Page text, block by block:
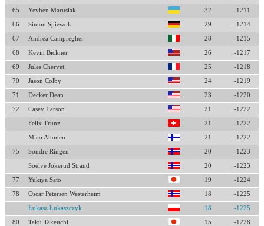
65 Yevhen Marusiak 32 -1211
66 Simon Spiewok 29 -1214
67 Andrea Campregher 28 -1215
68 Kevin Bickner 26 -1217
69 Jules Chervet 25 -1218
70 Jason Colby 24 -1219
71 Decker Dean 23 -1220
72 Casey Larson 21 -1222
Felix Trunz 21 -1222
Mico Ahonen 21 -1222
75 Sondre Ringen 20 -1223
Soelve Jokerud Strand 20 -1223
77 Yukiya Sato 19 -1224
78 Oscar Petersen Westerheim 18 -1225
Łukasz Łukaszczyk 18 -1225
80 Taku Takeuchi 15 -1228